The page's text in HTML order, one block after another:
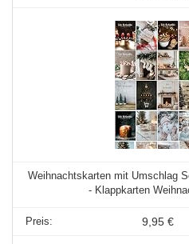
Weihnachtskarten mit Umschlag
- Klappkarten
9,95 €